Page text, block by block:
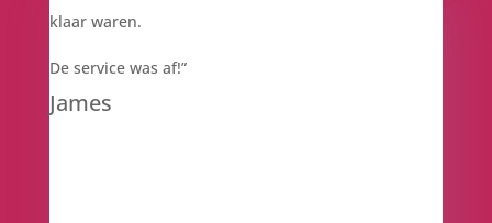
klaar waren.
De service was af!”
James